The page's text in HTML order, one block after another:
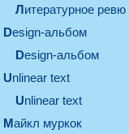
литературное ревю
design-альбом
design-альбом
unlinear text
Unlinear text
майкл муркок